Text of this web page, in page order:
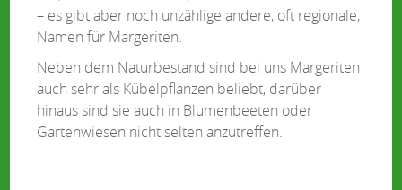
– es gibt aber noch unzählige andere, oft regionale,
Namen für Margeriten.
Neben dem Naturbestand sind bei uns Margeriten
auch sehr als Kübelpflanzen beliebt, darüber
hinaus sind sie auch in Blumenbeeten oder
Gartenwiesen nicht selten anzutreffen.